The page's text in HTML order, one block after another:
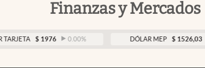
Finanzas y Mercados
$ 1976 0.00% DÓLAR MEP $ 1526,03 0.43%